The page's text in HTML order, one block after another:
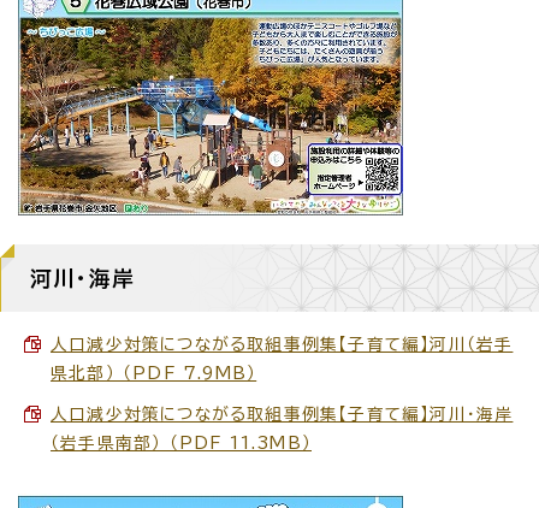
河川・海岸
人口減少対策につながる取組事例集【子育て編】河川（岩手
県北部） （PDF 7.9MB）
人口減少対策につながる取組事例集【子育て編】河川・海岸
（岩手県南部） （PDF 11.3MB）